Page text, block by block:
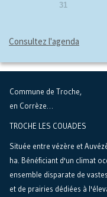
31
Consultez l'agenda
Commune de Troche,
en Corrèze…
TROCHE LES COUADES
Située entre vézère et
ha. Bénéficiant d'un climat
ensemble disparate de
et de prairies dédiées à